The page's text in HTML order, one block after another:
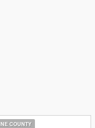
COUNTY